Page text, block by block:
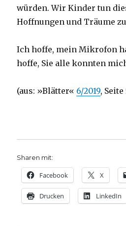
würden. Wir Kinder tun
Hoffnungen und Träume
Ich hoffe, mein Mikrofon
hoffe, Sie alle konnten
(aus: »Blätter« 6/2019, Seite
Sharen mit:
Facebook X
Drucken LinkedIn